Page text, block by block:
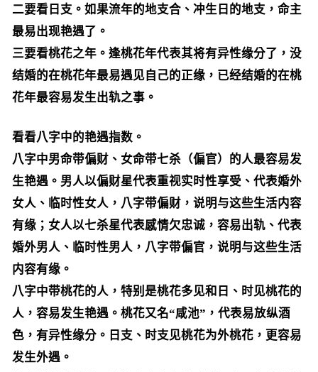
二要看日支。如果流年的地支合、冲生日的地支，命主
最易出现艳遇了。
三要看桃花之年。逢桃花年代表其将有异性缘分了，没
结婚的在桃花年最易遇见自己的正缘，已经结婚的在桃
花年最容易发生出轨之事。
看看八字中的艳遇指数。
八字中男命带偏财、女命带七杀（偏官）的人最容易发
生艳遇。男人以偏财星代表重视实时性享受、代表婚外
女人、临时性女人，八字带偏财，说明与这些生活内容
有缘；女人以七杀星代表感情欠忠诚，容易出轨、代表
婚外男人、临时性男人，八字带偏官，说明与这些生活
内容有缘。
八字中带桃花的人，特别是桃花多见和日、时见桃花的
人，容易发生艳遇。桃花又名“咸池”，代表易放纵酒
色，有异性缘分。日支、时支见桃花为外桃花，更容易
发生外遇。